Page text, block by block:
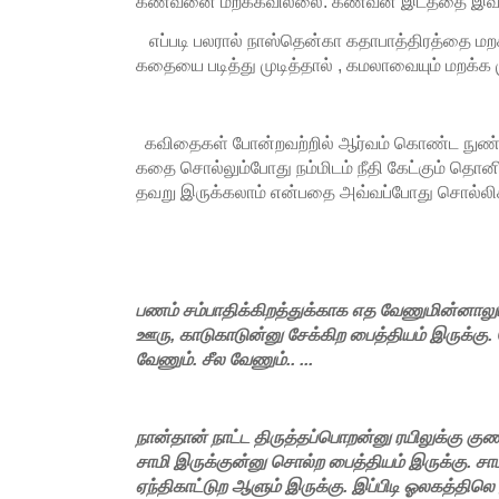
எப்படி பலரால் நாஸ்தென்கா கதாபாத்திரத்தை
கதையை படித்து முடித்தால் , கமலாவையும் மறக்க
கவிதைகள் போன்றவற்றில் ஆர்வம் கொண்ட
கதை சொல்லும்போது நம்மிடம் நீதி கேட்கும்
தவறு இருக்கலாம் என்பதை அவ்வப்போது
பணம் சம்பாதிக்கிறத்துக்காக எத
ஊரு, காடுகாடுன்னு சேக்கிற பைத்தியம் இருக்கு.
வேணும். சீல வேணும்.. ...
நான்தான் நாட்ட திருத்தப்பொறன்னு ரயிலுக்கு
சாமி இருக்குன்னு சொல்ற பைத்தியம் இருக்கு.
ஏந்திகாட்டுற ஆளும் இருக்கு. இப்பிடி